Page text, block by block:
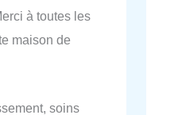
à toutes les
maison de
soins